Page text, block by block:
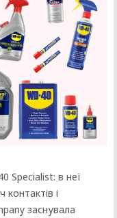
Specialist: в неї
і
заснувала